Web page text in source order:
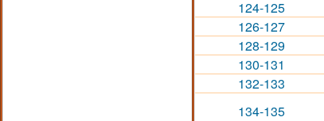
124-125
126-127
128-129
130-131
132-133
134-135